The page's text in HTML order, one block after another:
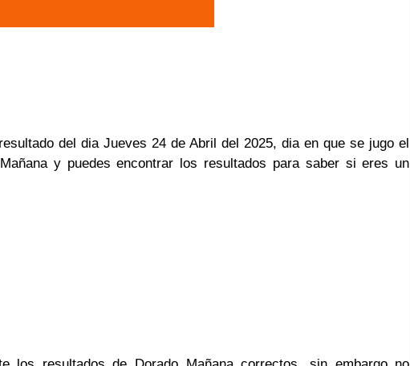
del dia Jueves 24 de Abril del 2025, dia en que se jugo el
y puedes encontrar los resultados para saber si eres un